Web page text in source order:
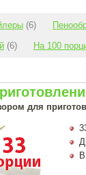
(6)
(6) На 100
для